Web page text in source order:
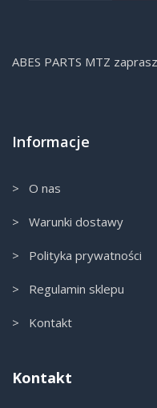
ABES PARTS MTZ
Informacje
> O nas
> Warunki dostawy
> Polityka prywatności
> Regulamin sklepu
> Kontakt
Kontakt